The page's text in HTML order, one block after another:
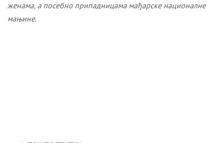
женама, а посебно припадницама мађарске националне
мањине.